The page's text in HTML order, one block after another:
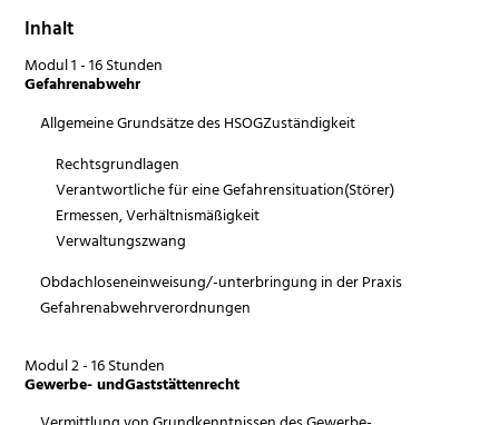
Inhalt
Modul 1 - 16 Stunden
Gefahrenabwehr
Allgemeine Grundsätze des HSOGZuständigkeit
Rechtsgrundlagen
Verantwortliche für eine Gefahrensituation(Störer)
Ermessen, Verhältnismäßigkeit
Verwaltungszwang
Obdachloseneinweisung/-unterbringung in der Praxis
Gefahrenabwehrverordnungen
Modul 2 - 16 Stunden
Gewerbe- undGaststättenrecht